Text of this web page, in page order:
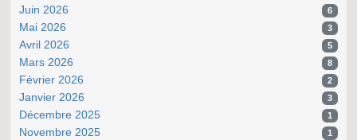
Juin 2026 6
Mai 2026 3
Avril 2026 5
Mars 2026 8
Février 2026 2
Janvier 2026 3
Décembre 2025 1
Novembre 2025 1